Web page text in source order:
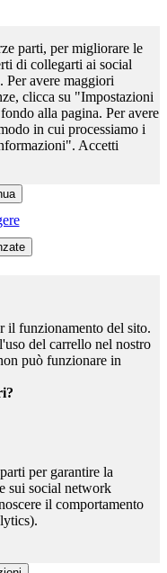
parti, per migliorare le
di collegarti ai social
Per avere maggiori
clicca su "Impostazioni
alla pagina. Per avere
in cui processiamo i
Accetti
il funzionamento del sito.
del carrello nel nostro
può funzionare in
per garantire la
sui social network
il comportamento